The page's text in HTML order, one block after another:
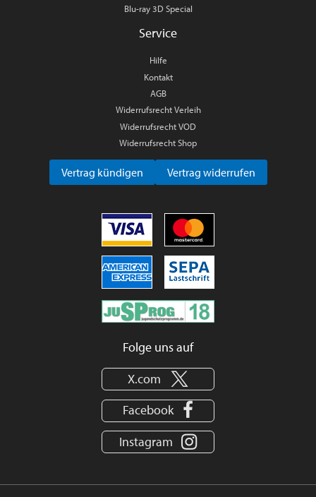
Blu-ray 3D Special
Service
Hilfe
Kontakt
AGB
Widerrufsrecht Verleih
Widerrufsrecht VOD
Widerrufsrecht Shop
Vertrag kündigen Vertrag widerrufen
Folge uns auf
X.com
Facebook
Instagram